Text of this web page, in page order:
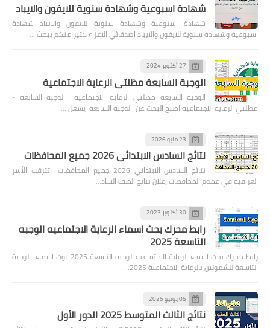
شهادة اسبوعية وشهادة سنوية للايفون والايباد
شهادة اسبوعية وشهادة سنوية للايفون والايباد شهادة
اسبوعية وشهادة سنوية للايفون والايباد اصدقائي الاعزاء كثير منكم يبحث …
27 أكتوبر 2024
الوجبة السابعة مظلتي الرعاية الاجتماعية
الوجبة السابعة مظلتي الرعاية الاجتماعية الوجبة السابعة -
مظلتي الرعاية الاجتماعية اصبح البحث عن الوجبة السابعة يشغل …
23 مايو 2026
نتائج السادس الابتدائي 2026 جميع المحافظات
نتائج السادس الابتدائي 2026 جميع المحافظات تترقب الأسر
العراقية في عموم المحافظات إعلان نتائج الصف الساد…
30 أكتوبر 2023
رابط محرك بحث اسماء الرعاية الاجتماعيه الوجبه
التاسعة 2025
رابط محرك بحث اسماء الرعاية الاجتماعيه الوجبه التاسعة 2025 بوت اسماء الوجبة
التاسعة للشمولين بالرعاية الاجتماعية 2025…
05 يونيو 2025
نتائج الثالث المتوسط 2025 الدور الأول